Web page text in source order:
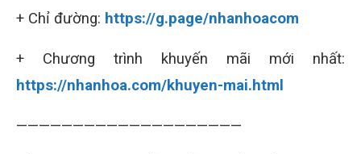
+ Chỉ đường: https://g.page/nhanhoacom
+ Chương trình khuyến mãi mới nhất:
https://nhanhoa.com/khuyen-mai.html
————————————————————